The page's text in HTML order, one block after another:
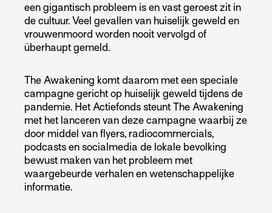
een gigantisch probleem is en vast geroest zit in
de cultuur. Veel gevallen van huiselijk geweld en
vrouwenmoord worden nooit vervolgd of
überhaupt gemeld.
The Awakening komt daarom met een speciale
campagne gericht op huiselijk geweld tijdens de
pandemie. Het Actiefonds steunt The Awakening
met het lanceren van deze campagne waarbij ze
door middel van flyers, radiocommercials,
podcasts en socialmedia de lokale bevolking
bewust maken van het probleem met
waargebeurde verhalen en wetenschappelijke
informatie.